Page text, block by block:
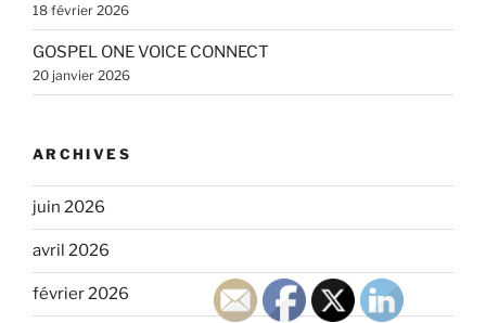
18 février 2026
GOSPEL ONE VOICE CONNECT
20 janvier 2026
ARCHIVES
juin 2026
avril 2026
février 2026